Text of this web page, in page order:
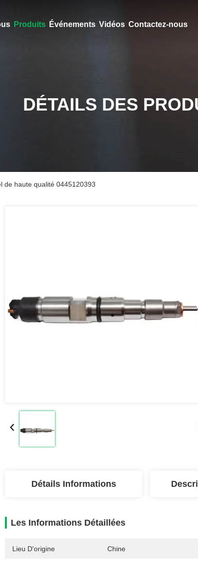
Produits Événements Vidéos Contactez-nous
DÉTAILS DES
de haute qualité 0445120393
Détails Informations
Les Informations Détaillées
Lieu D'origine Chine